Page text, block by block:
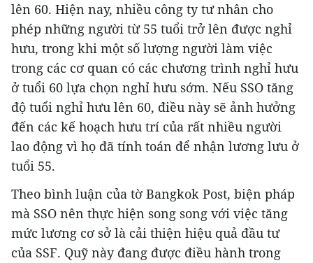
lên 60. Hiện nay, nhiều công ty tư nhân cho
phép những người từ 55 tuổi trở lên được nghỉ
hưu, trong khi một số lượng người làm việc
trong các cơ quan có các chương trình nghỉ hưu
ở tuổi 60 lựa chọn nghỉ hưu sớm. Nếu SSO tăng
độ tuổi nghỉ hưu lên 60, điều này sẽ ảnh hưởng
đến các kế hoạch hưu trí của rất nhiều người
lao động vì họ đã tính toán để nhận lương lưu ở
tuổi 55.
Theo bình luận của tờ Bangkok Post, biện pháp
mà SSO nên thực hiện song song với việc tăng
mức lương cơ sở là cải thiện hiệu quả đầu tư
của SSF. Quỹ này đang được điều hành trong